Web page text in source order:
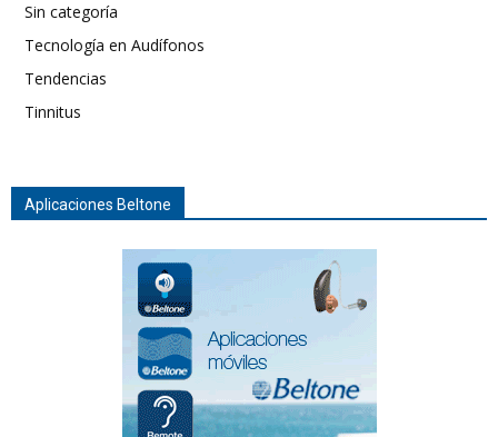
Sin categoría
Tecnología en Audífonos
Tendencias
Tinnitus
Aplicaciones Beltone